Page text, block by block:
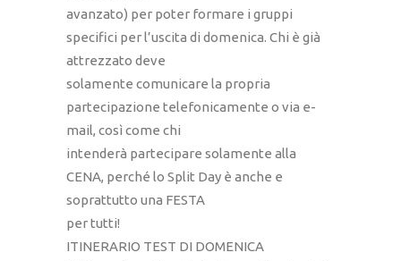
avanzato) per poter formare i gruppi
specifici per l’uscita di domenica. Chi è già
attrezzato deve
solamente comunicare la propria
partecipazione telefonicamente o via e-
mail, così come chi
intenderà partecipare solamente alla
CENA, perché lo Split Day è anche e
soprattutto una FESTA
per tutti!
ITINERARIO TEST DI DOMENICA